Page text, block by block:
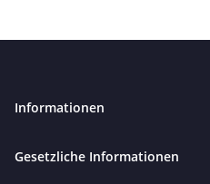
Informationen
Gesetzliche Informationen